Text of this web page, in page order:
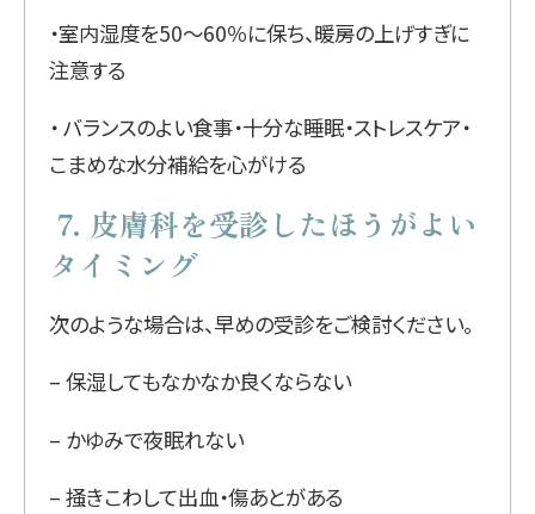
・室内湿度を50〜60％に保ち、暖房の上げすぎに
注意する
・ バランスのよい食事・十分な睡眠・ストレスケア・
こまめな水分補給を心がける
7. 皮膚科を受診したほうがよい
タイミング
次のような場合は、早めの受診をご検討ください。
– 保湿してもなかなか良くならない
– かゆみで夜眠れない
– 掻きこわして出血・傷あとがある